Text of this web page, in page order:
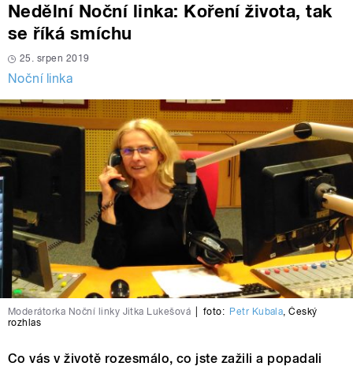
Nedělní Noční linka: Koření života, tak
se říká smíchu
25. srpen 2019
Noční linka
Moderátorka Noční linky Jitka Lukešová foto: Petr Kubala,Český
rozhlas
Co vás v životě rozesmálo, co jste zažili a popadali